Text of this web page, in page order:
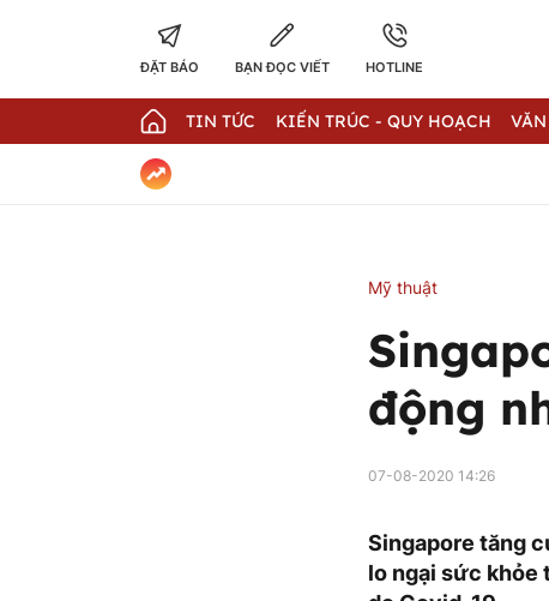
ĐẶT BÁO BẠN ĐỌC VIẾT HOTLINE
TIN TỨC KIẾN TRÚC - QUY HOẠCH
Mỹ thuật
động
07-08-2020 14:26
Singapore tăng
lo ngại sức khỏe